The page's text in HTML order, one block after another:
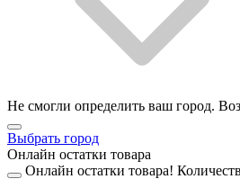
Не смогли определить ваш город.
Выбрать город
Онлайн остатки товара
Онлайн остатки товара!